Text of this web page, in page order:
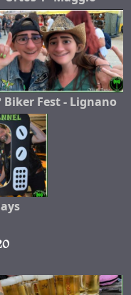
Biker Fest - Lignano